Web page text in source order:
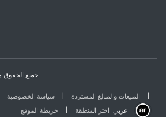
© 2026 Altametrics. جميع الحقوق محفوظة.
سياسة الخصوصية | المبيعات والمبالغ المستردة |
خريطة الموقع | اختر المنطقة عربي